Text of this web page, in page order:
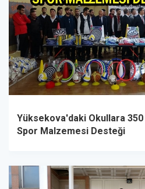
Yüksekova'daki Okullara
Spor Malzemesi Desteği